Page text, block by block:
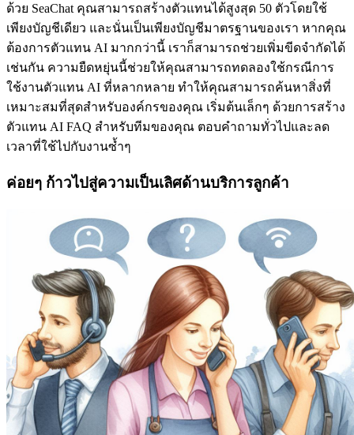
ด้วย SeaChat คุณสามารถสร้างตัวแทนได้สูงสุด 50 ตัวโดยใช้
เพียงบัญชีเดียว และนั่นเป็นเพียงบัญชีมาตรฐานของเรา หากคุณ
ต้องการตัวแทน AI มากกว่านี้ เราก็สามารถช่วยเพิ่มขีดจำกัดได้
เช่นกัน ความยืดหยุ่นนี้ช่วยให้คุณสามารถทดลองใช้กรณีการ
ใช้งานตัวแทน AI ที่หลากหลาย ทำให้คุณสามารถค้นหาสิ่งที่
เหมาะสมที่สุดสำหรับองค์กรของคุณ เริ่มต้นเล็กๆ ด้วยการสร้าง
ตัวแทน AI FAQ สำหรับทีมของคุณ ตอบคำถามทั่วไปและลด
เวลาที่ใช้ไปกับงานซ้ำๆ
ค่อยๆ ก้าวไปสู่ความเป็นเลิศด้านบริการลูกค้า